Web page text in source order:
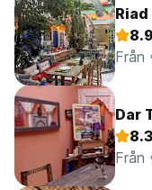
8.9
Från
Dar
8.3
Från